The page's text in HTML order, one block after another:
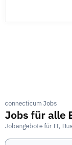
connecticum Jobs
Jobs für alle
Jobangebote für IT,